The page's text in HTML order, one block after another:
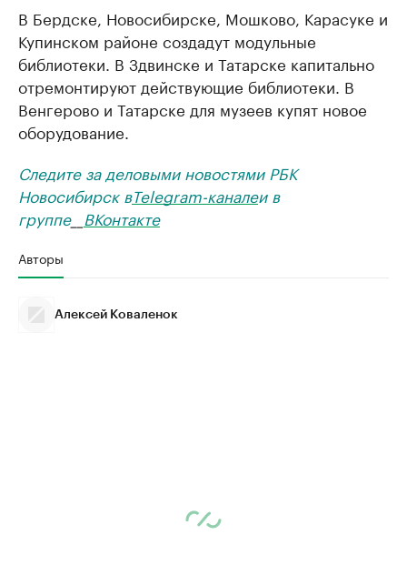
В Бердске, Новосибирске, Мошково, Карасуке и
Купинском районе создадут модульные
библиотеки. В Здвинске и Татарске капитально
отремонтируют действующие библиотеки. В
Венгерово и Татарске для музеев купят новое
оборудование.
Следите за деловыми новостями РБК
Новосибирск вTelegram-каналеи в
группе__ ВКонтакте
Авторы
Алексей Коваленок